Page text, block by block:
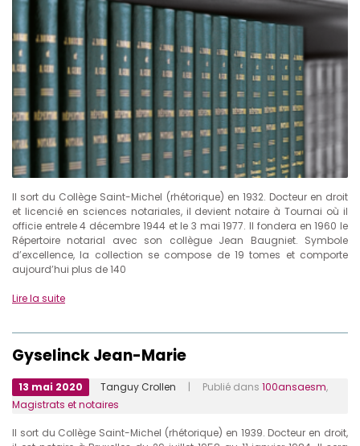
Il sort du Collège Saint-Michel (rhétorique) en 1932. Docteur en droit
et licencié en sciences notariales, il devient notaire à Tournai où il
officie entrele 4 décembre 1944 et le 3 mai 1977. Il fondera en 1960 le
Répertoire notarial avec son collègue Jean Baugniet. Symbole
d’excellence, la collection se compose de 19 tomes et comporte
aujourd’hui plus de 140
Lire la suite
Gyselinck Jean-Marie
13 mai 2020 Tanguy Crollen | Publié dans 100ansaesm,
Magistrats et notaires
Il sort du Collège Saint-Michel (rhétorique) en 1939. Docteur en droit,